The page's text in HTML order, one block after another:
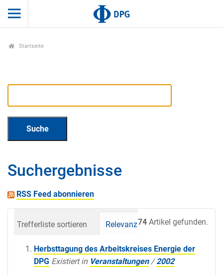
Startseite
Suchergebnisse
RSS Feed abonnieren
74 Artikel gefunden.
Trefferliste sortieren Relevanz Datum
Herbsttagung des Arbeitskreises Energie der
DPG Existiert in Veranstaltungen /2002